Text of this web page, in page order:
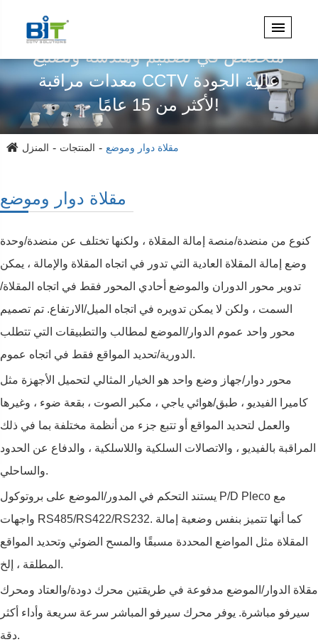
متخصص في تصميم وهندسة وتصنيع
معدات مراقبة CCTV عالية الجودة
لأكثر من 15 عامًا!
المنزل المنتجات مقلاة دوار وموضع
مقلاة دوار وموضع
كنوع من منضدة/منصة إمالة المقلاة ، ولكنها تختلف عن منضدة/وحدة
وضع إمالة المقلاة العادية التي تدور في اتجاه المقلاة والإمالة ، يمكن
تدوير محور الدوران والموضع أحادي المحور فقط في اتجاه المقلاة/
السمت ، ولكن لا يمكن تدويره في اتجاه الميل/الارتفاع. تم تصميم
محور واحد عموم الدوار/الموضع لمطالب والتطبيقات التي تتطلب
الدورية/تحديد المواقع فقط في اتجاه عموم.
محور دوار/جهاز وضع واحد هو الخيار المثالي لتحميل الأجهزة مثل
كاميرا الفيديو ، طبق/هوائي ياجي ، مكبر الصوت ، بقعة ضوء ، وغيرها
والعمل لتحديد المواقع أو تتبع جزء من أنظمة مختلفة بما في ذلك
المراقبة بالفيديو ، والاتصالات السلكية واللاسلكية ، والدفاع عن الحدود
والساحلي.
يستند التحكم في المدور/الموضع على بروتوكول P/D Pleco مع
واجهات RS485/RS422/RS232. كما أنها تتميز بنفس وضعية إمالة
المقلاة مثل المواضع المحددة مسبقًا والمسح الضوئي وتحديد المواقع
المطلقة ، إلخ.
مقلاة الدوار/الموضع مدفوعة في طريقتين محرك دودة/والعتاد ومحرك
سيرفو مباشرة. يوفر محرك سيرفو المباشر سرعة سريعة وأداء أكثر
دقة.